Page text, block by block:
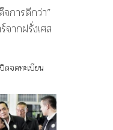
การดีกว่า”
ากฝรั่งเศส
ดจดทะเบียน